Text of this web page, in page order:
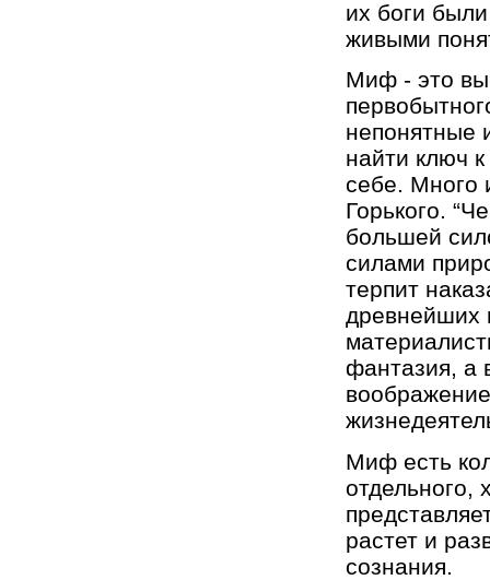
их боги
живыми
Миф - это
непонятные
найти ключ
себе. Много
Горького.
большей
силами
терпит
древнейших
фантазия, а
Миф есть
отдельного,
растет и
сознания.